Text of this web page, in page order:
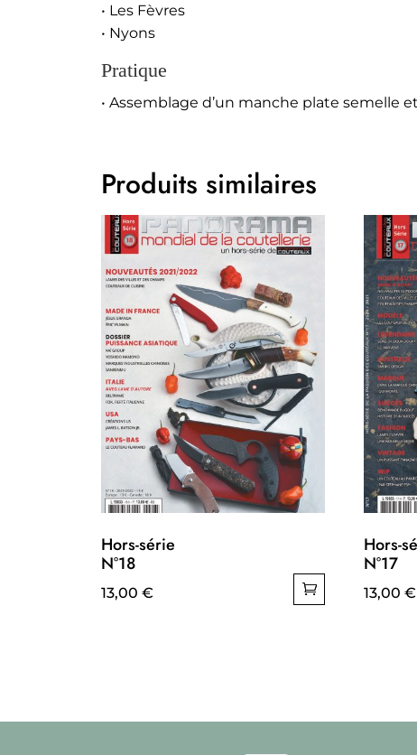
• Les Fèvres
• Nyons
Pratique
• Assemblage d’un manche plate
Produits similaires
Hors-série
N°18
13,00 €
Hors-
N°17
13,00 €